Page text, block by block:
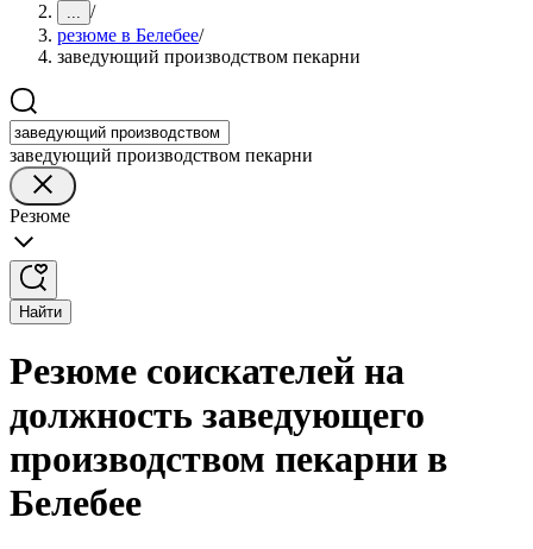
... /
резюме в Белебее/
заведующий производством пекарни
заведующий производством пекарни
Резюме
Найти
Резюме соискателей на
должность заведующего
производством пекарни в
Белебее